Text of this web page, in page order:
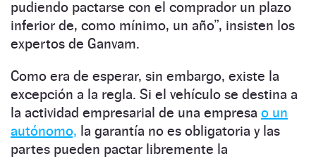
pudiendo pactarse con el comprador un plazo
inferior de, como mínimo, un año”, insisten los
expertos de Ganvam.
Como era de esperar, sin embargo, existe la
excepción a la regla. Si el vehículo se destina a
la actividad empresarial de una empresa o un
autónomo, la garantía no es obligatoria y las
partes pueden pactar libremente la